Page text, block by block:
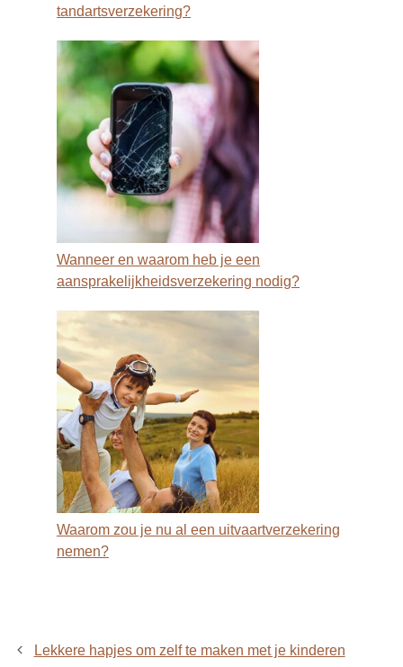
tandartsverzekering?
Wanneer en waarom heb je een
aansprakelijkheidsverzekering nodig?
Waarom zou je nu al een uitvaartverzekering
nemen?
Lekkere hapjes om zelf te maken met je kinderen